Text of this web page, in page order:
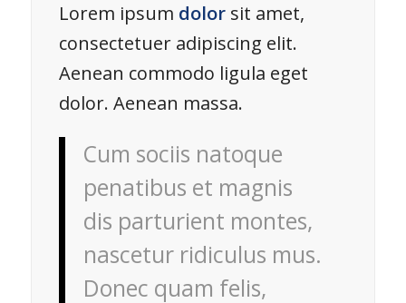
Lorem ipsum dolorsit amet,
consectetuer adipiscing elit.
Aenean commodo ligula eget
dolor. Aenean massa.
Cum sociis natoque
penatibus et magnis
dis parturient montes,
nascetur ridiculus mus.
Donec quam felis,